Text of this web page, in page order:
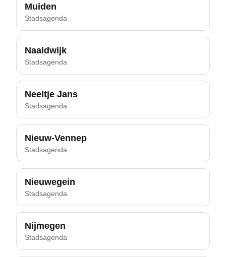
Muiden
Stadsagenda
Naaldwijk
Stadsagenda
Neeltje Jans
Stadsagenda
Nieuw-Vennep
Stadsagenda
Nieuwegein
Stadsagenda
Nijmegen
Stadsagenda